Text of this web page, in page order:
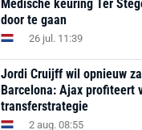
Medische keuring Ter
door te gaan
26 jul. 11:39
Jordi Cruijff wil opnieuw
Barcelona: Ajax profiteert
transferstrategie
2 aug. 08:55